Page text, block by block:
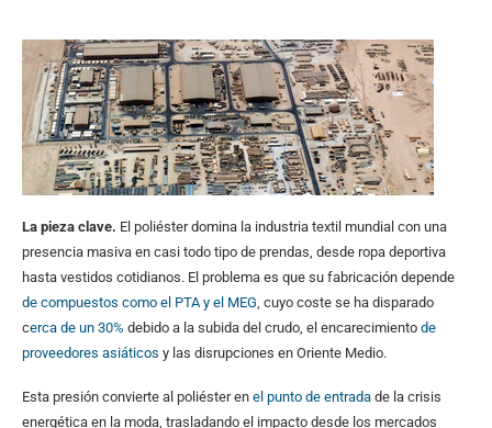
La pieza clave. El poliéster domina la industria textil mundial con una
presencia masiva en casi todo tipo de prendas, desde ropa deportiva
hasta vestidos cotidianos. El problema es que su fabricación depende
de compuestos como el PTA y el MEG , cuyo coste se ha disparado
cerca de un 30% debido a la subida del crudo, el encarecimiento de
proveedores asiáticos y las disrupciones en Oriente Medio.
Esta presión convierte al poliéster en el punto de entrada de la crisis
energética en la moda, trasladando el impacto desde los mercados